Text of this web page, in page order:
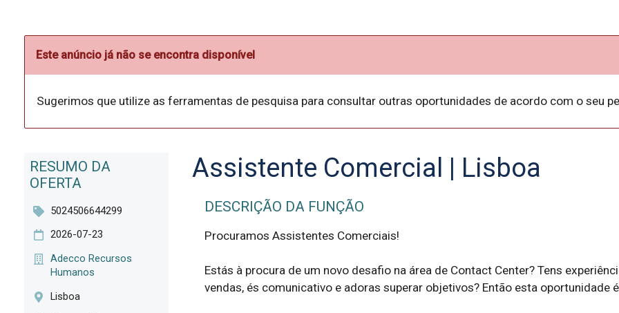
Este anúncio já não se encontra disponível
Sugerimos que utilize as ferramentas de pesquisa para consultar outras oportunidades de acordo com o seu
RESUMO DA
OFERTA
5024506644299
2026-07-23
Adecco Recursos
Humanos
Lisboa
Assistente Comercial | Lisboa
DESCRIÇÃO DA FUNÇÃO
Procuramos Assistentes Comerciais!
Estás à procura de um novo desafio na área de Contact Center? Tens
vendas, és comunicativo e adoras superar objetivos? Então esta oportunidade